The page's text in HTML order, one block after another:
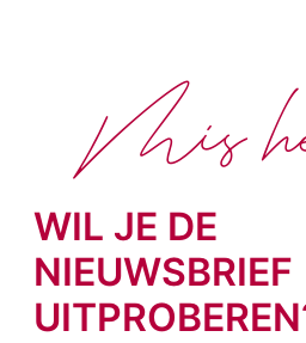
WIL JE DE
NIEUWSBRIEF
Mis